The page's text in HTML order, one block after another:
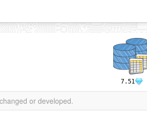
7.51
or developed.